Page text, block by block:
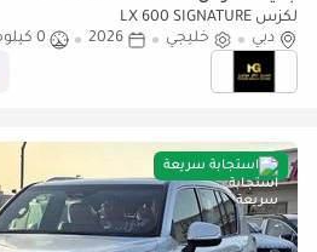
لكزس LX 600 SIGNATURE
دبي
خليجي 2026
0 كيلومتر
استجابة سريعة